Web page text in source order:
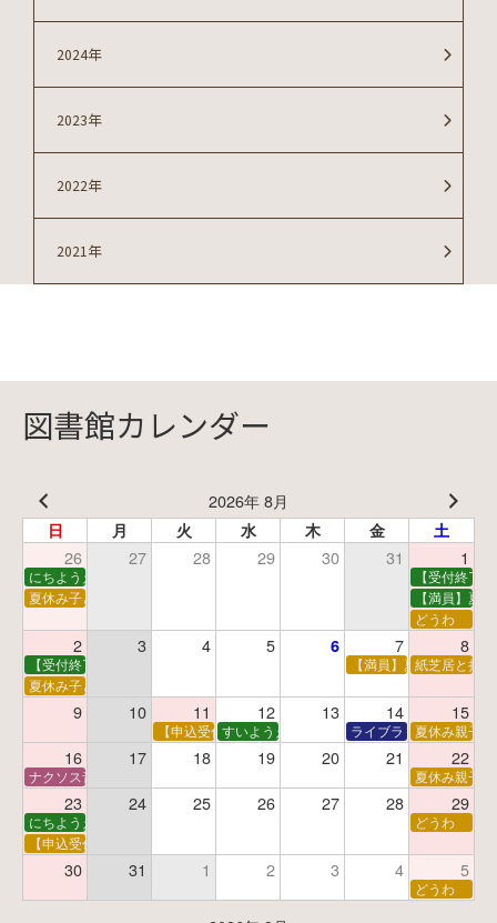
2024年
2023年
2022年
2021年
図書館カレンダー
2026年 8月
日 月 火 水 木 金 土
26 27 28 29 30 31 1
にちようえほん
【受付終了
夏休み子ども映画会
【満員】夏
どうわ
2 3 4 5 6 7 8
【受付終了】親子で挑戦！調べ学習ワークショップ 【満員】夏休み科学あ
紙芝居と折
夏休み子ども平和映画会
9 10 11 12 13 14 15
【申込受付中】夏休みおはなし工作会
すいようえほん ライブラリーシアター
夏休み親子
16 17 18 19 20 21 22
ナクソス音楽会 第5回 NHK交響楽団創立100年 夏休み親子
23 24 25 26 27 28 29
にちようえほん
どうわ
【申込受付中】ゆうべのこわ～いおはなし会
30 31 1 2 3 4 5
どうわ